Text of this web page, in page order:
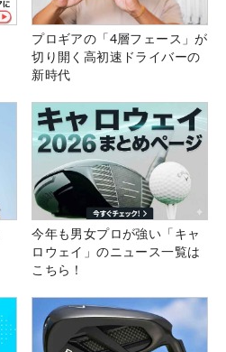
プロギアの「4層フェース」が
切り開く高初速ドライバーの
新時代
今年も男女プロが強い「キャ
ロウェイ」のニュース一覧は
こちら！